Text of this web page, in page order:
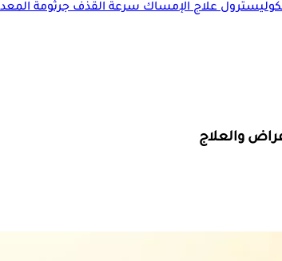
علاج الإمساكسرعة القذفجرثومة
والعلاج